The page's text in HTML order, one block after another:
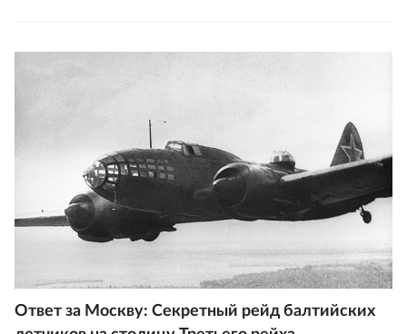
Ответ за Москву: Секретный рейд балтийских